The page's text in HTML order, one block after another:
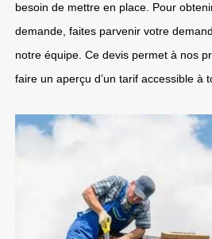
besoin de mettre en place. Pour
demande, faites parvenir votre
notre équipe. Ce devis permet à nos
faire un aperçu d’un tarif accessible à